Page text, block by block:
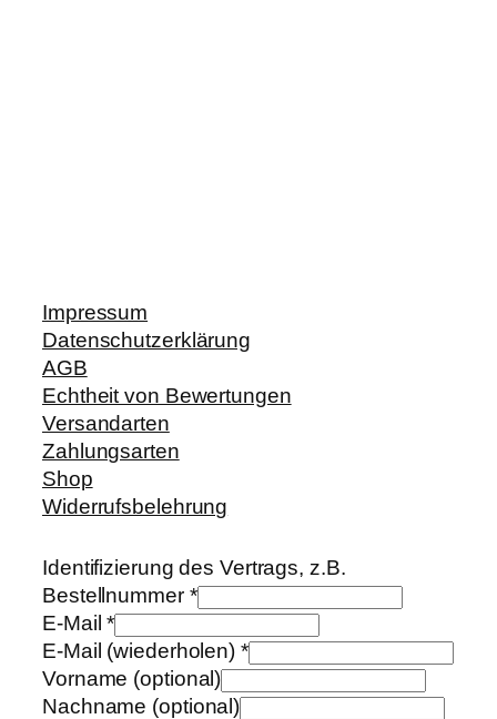
Impressum
Datenschutzerklärung
AGB
Echtheit von Bewertungen
Versandarten
Zahlungsarten
Shop
Widerrufsbelehrung
Identifizierung des Vertrags, z.B.
Bestellnummer *
E-Mail*
E-Mail (wiederholen) *
Vorname (optional)
Nachname (optional)